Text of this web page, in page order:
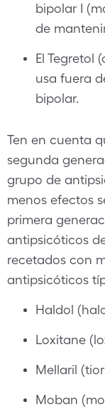
bipolar I
de
El Tegretol
usa fuera
bipolar.
Ten en cuenta
segunda
grupo de
menos efectos
primera
antipsicóticos
recetados con
antipsicóticos
Haldol
Loxitane
Mellaril
Moban